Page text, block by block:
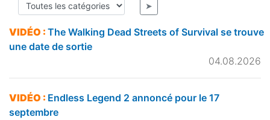
➤
VIDÉO : The Walking Dead Streets of Survival se trouve
une date de sortie
04.08.2026
VIDÉO : Endless Legend 2 annoncé pour le 17
septembre